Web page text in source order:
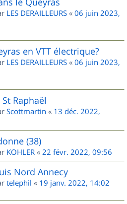
LES DERAILLEURS « 06 juin 2023,
en VTT électrique?
LES DERAILLEURS « 06 juin 2023,
Raphaël
Scottmartin « 13 déc. 2022,
(38)
KOHLER « 22 févr. 2022, 09:56
Nord Annecy
telephil « 19 janv. 2022, 14:02